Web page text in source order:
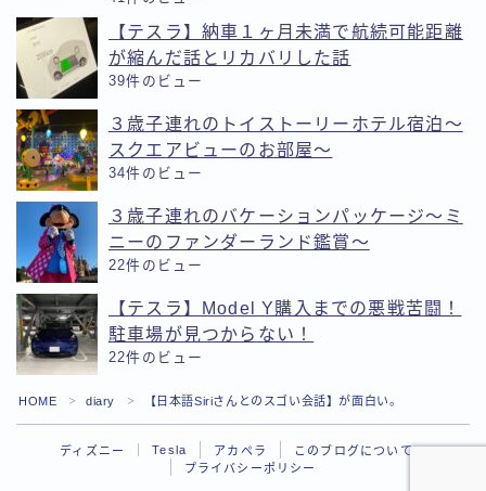
Follow Me
【テスラ】納車１ヶ月未満で航続可能距離
が縮んだ話とリカバリした話
39件のビュー
３歳子連れのトイストーリーホテル宿泊〜
スクエアビューのお部屋〜
34件のビュー
３歳子連れのバケーションパッケージ〜ミ
ニーのファンダーランド鑑賞〜
22件のビュー
【テスラ】Model Y購入までの悪戦苦闘！
駐車場が見つからない！
22件のビュー
HOME ＞ diary ＞ 【日本語Siriさんとのスゴい会話】が面白い。
ディズニー Tesla アカペラ
このブログについて
プライバシーポリシー